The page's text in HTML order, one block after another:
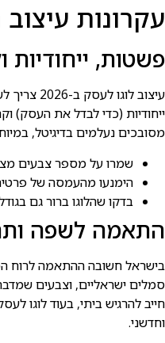
עקרונות עיצוב
פשטות, ייחודיות
עיצוב
ייחודיות (כדי לבדל את העסק)
מסובכים נעלמים בדיגיטל,
שמרו על מספר צבעים מצומצם (2-3
הימנעו מהעמסה של
בדקו שהלוגו ברור גם
התאמה לשפה
בישראל חשובה ההתאמה לרוח
סמלים ישראליים, וצבעים
חייב להרגיש ביתי, בעוד לוגו
וחדשני.